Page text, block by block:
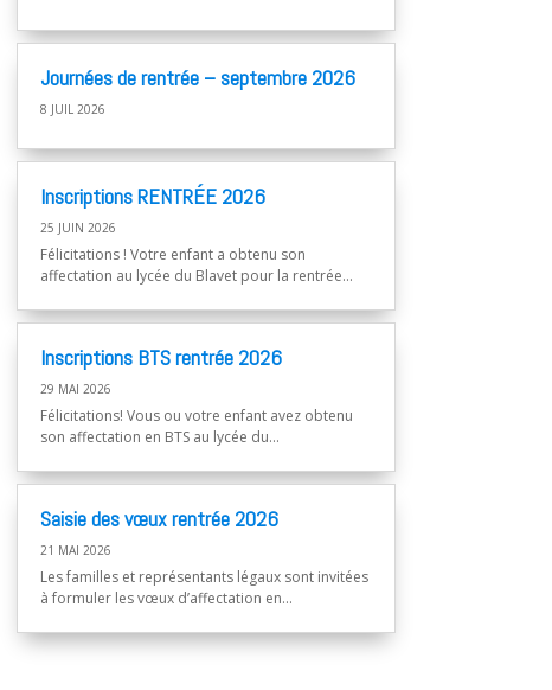
Journées de rentrée – septembre 2026
8 JUIL 2026
Inscriptions RENTRÉE 2026
25 JUIN 2026
Félicitations ! Votre enfant a obtenu son
affectation au lycée du Blavet pour la rentrée...
Inscriptions BTS rentrée 2026
29 MAI 2026
Félicitations! Vous ou votre enfant avez obtenu
son affectation en BTS au lycée du...
Saisie des vœux rentrée 2026
21 MAI 2026
Les familles et représentants légaux sont invitées
à formuler les vœux d’affectation en...